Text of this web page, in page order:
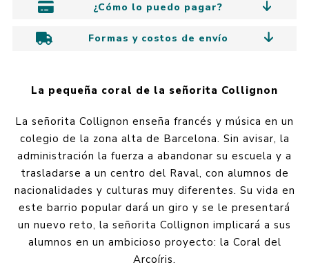
¿Cómo lo puedo pagar?
Formas y costos de envío
La pequeña coral de la señorita Collignon
La señorita Collignon enseña francés y música en un
colegio de la zona alta de Barcelona. Sin avisar, la
administración la fuerza a abandonar su escuela y a
trasladarse a un centro del Raval, con alumnos de
nacionalidades y culturas muy diferentes. Su vida en
este barrio popular dará un giro y se le presentará
un nuevo reto, la señorita Collignon implicará a sus
alumnos en un ambicioso proyecto: la Coral del
Arcoíris.